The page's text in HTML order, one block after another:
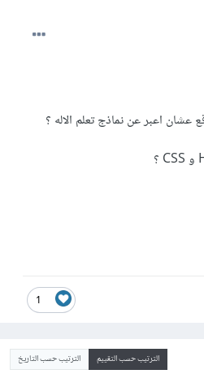
اعبر عن نماذج تعلم الاله ؟
1
الترتيب حسب التقييم الترتيب حسب التاريخ